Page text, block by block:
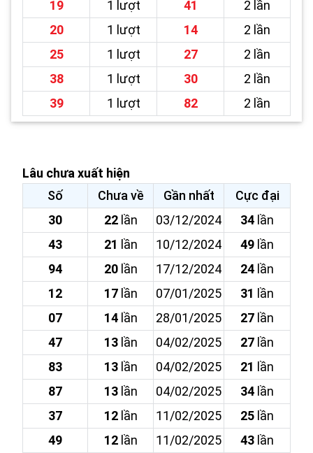
19 1 lượt 41
2 lần
20
1 lượt 14
2 lần
25
1 lượt 27
2 lần
38
1 lượt 30
2 lần
39
1 lượt 82 2 lần
Lâu chưa xuất hiện
Số
Chưa về Gần nhất
Cực đại
30
22lần 03/12/2024 34 lần
43
21 lần 10/12/2024 49 lần
94
20lần 17/12/2024 24 lần
12
17lần 07/01/2025 31 lần
07
14lần 28/01/2025 27 lần
47
13lần 04/02/2025 27 lần
83
13lần 04/02/2025 21 lần
87
13lần 04/02/2025 34 lần
37
12lần 11/02/2025 25 lần
49
12lần 11/02/2025 43 lần